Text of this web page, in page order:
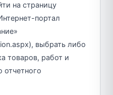
на страницу
портал
выбрать либо
товаров, работ и
отчетного